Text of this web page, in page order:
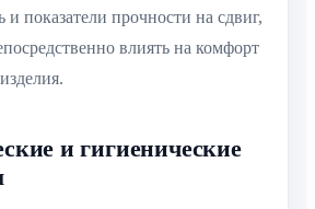
показатели прочности на сдвиг,
влиять на комфорт
и гигиенические